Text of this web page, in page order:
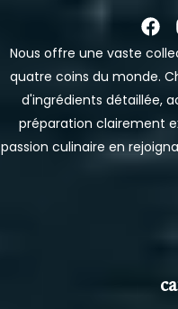
Nous offre une vaste
quatre coins du monde.
d'ingrédients détaillée,
préparation clairement
passion culinaire en